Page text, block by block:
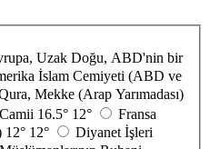
Uzak Doğu, ABD'nin bir
İslam Cemiyeti (ABD ve
Mekke (Arap Yarımadası)
16.5° 12°
Fransa
12° 12°
Diyanet İşleri